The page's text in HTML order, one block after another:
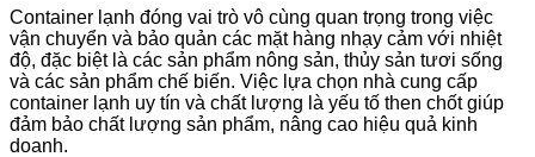
Container lạnh đóng vai trò vô cùng quan trọng trong việc
vận chuyển và bảo quản các mặt hàng nhạy cảm với nhiệt
độ, đặc biệt là các sản phẩm nông sản, thủy sản tươi sống
và các sản phẩm chế biến. Việc lựa chọn nhà cung cấp
container lạnh uy tín và chất lượng là yếu tố then chốt giúp
đảm bảo chất lượng sản phẩm, nâng cao hiệu quả kinh
doanh.